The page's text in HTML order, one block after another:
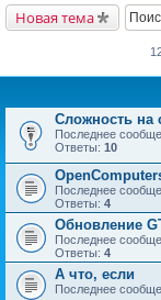
Новая тема
Сложность на
Последнее
Ответы: 10
Последнее
Ответы: 4
Обновление
Последнее
Ответы: 4
А что, если
Последнее